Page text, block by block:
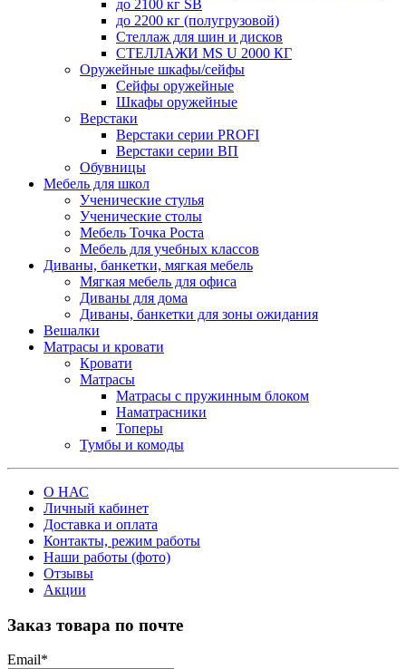
до 2100 кг SB
до 2200 кг (полугрузовой)
Стеллаж для шин и дисков
СТЕЛЛАЖИ MS U 2000 КГ
Оружейные шкафы/сейфы
Сейфы оружейные
Шкафы оружейные
Верстаки
Верстаки серии PROFI
Верстаки серии ВП
Обувницы
Мебель для школ
Ученические стулья
Ученические столы
Мебель Точка Роста
Мебель для учебных классов
Диваны, банкетки, мягкая мебель
Мягкая мебель для офиса
Диваны для дома
Диваны, банкетки для зоны ожидания
Вешалки
Матрасы и кровати
Кровати
Матрасы
Матрасы с пружинным блоком
Наматрасники
Топеры
Тумбы и комоды
О НАС
Личный кабинет
Доставка и оплата
Контакты, режим работы
Наши работы (фото)
Отзывы
Акции
Заказ товара по почте
Email*